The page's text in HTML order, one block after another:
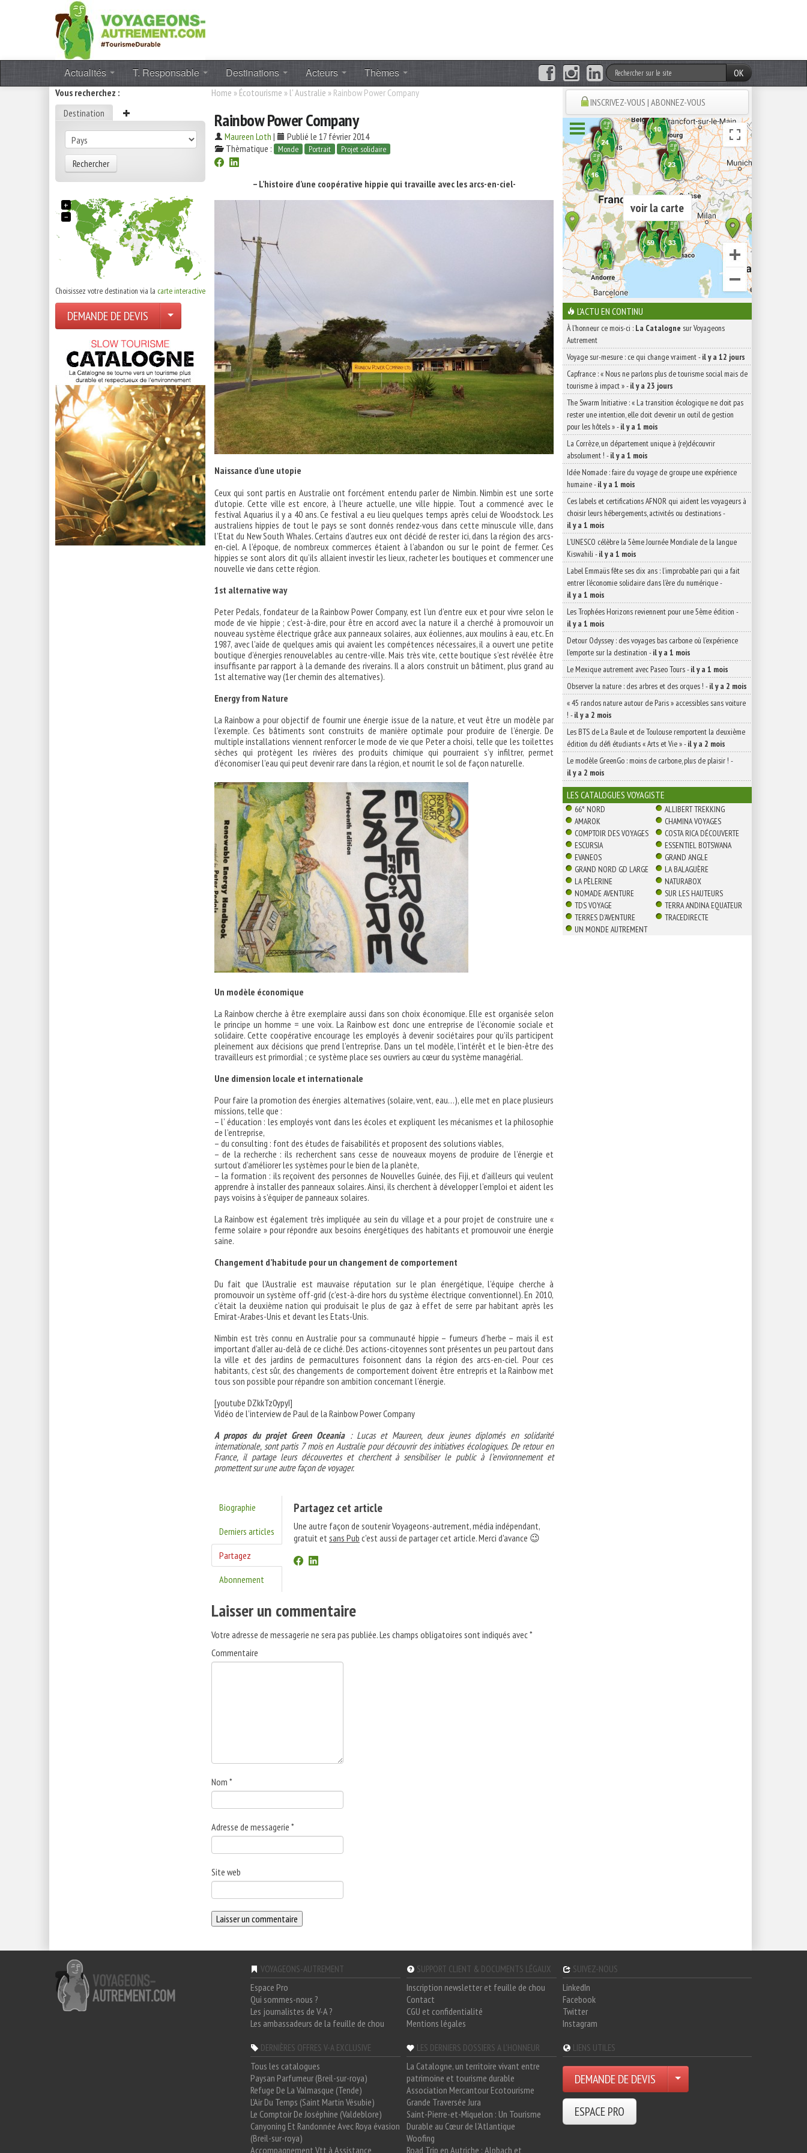
Actualités T. Responsable Destinations Acteurs Thèmes
OK
Vous recherchez :
Destination
Rechercher
+
−
Choisissez votre destination via la carte interactive
DEMANDE DE DEVIS
Home » Écotourisme » l' Australie » Rainbow Power Company
Rainbow Power Company
Maureen Loth |
Publié le 17 février 2014
Thèmatique :
Monde Portrait Projet solidaire
– L’histoire d’une coopérative hippie qui travaille avec les arcs-en-ciel-
Naissance d’une utopie
Ceux qui sont partis en Australie ont forcément entendu parler de Nimbin. Nimbin est une sorte
d’utopie. Cette ville est encore, à l’heure actuelle, une ville hippie. Tout a commencé avec le
festival Aquarius il y a 40 ans. Ce festival a eu lieu quelques temps après celui de Woodstock. Les
australiens hippies de tout le pays se sont donnés rendez-vous dans cette minuscule ville, dans
l’Etat du New South Whales. Certains d’autres eux ont décidé de rester ici, dans la région des arcs-
en-ciel. A l’époque, de nombreux commerces étaient à l’abandon ou sur le point de fermer. Ces
hippies se sont alors dit qu’ils allaient investir les lieux, racheter les boutiques et commencer une
nouvelle vie dans cette région.
1st alternative way
Peter Pedals, fondateur de la Rainbow Power Company, est l’un d’entre eux et pour vivre selon le
mode de vie hippie ; c’est-à-dire, pour être en accord avec la nature il a cherché à promouvoir un
nouveau système électrique grâce aux panneaux solaires, aux éoliennes, aux moulins à eau, etc. En
1987, avec l’aide de quelques amis qui avaient les compétences nécessaires, il a ouvert une petite
boutique d’énergies renouvelables au centre-ville. Mais très vite, cette boutique s’est révélée être
insuffisante par rapport à la demande des riverains. Il a alors construit un bâtiment, plus grand au
1st alternative way (1er chemin des alternatives).
Energy from Nature
La Rainbow a pour objectif de fournir une énergie issue de la nature, et veut être un modèle par
l’exemple. Ces bâtiments sont construits de manière optimale pour produire de l’énergie. De
multiple installations viennent renforcer le mode de vie que Peter a choisi, telle que les toilettes
sèches qui protègent les rivières des produits chimique qui pourraient s’y infiltrer, permet
d’économiser l’eau qui peut devenir rare dans la région, et nourrit le sol de façon naturelle.
Un modèle économique
La Rainbow cherche à être exemplaire aussi dans son choix économique. Elle est organisée selon
le principe un homme = une voix. La Rainbow est donc une entreprise de l’économie sociale et
solidaire. Cette coopérative encourage les employés à devenir sociétaires pour qu’ils participent
pleinement aux décisions que prend l’entreprise. Dans un tel modèle, l’intérêt et le bien-être des
travailleurs est primordial ; ce système place ses ouvriers au cœur du système managérial.
Une dimension locale et internationale
Pour faire la promotion des énergies alternatives (solaire, vent, eau…), elle met en place plusieurs
missions, telle que :
– l’ éducation : les employés vont dans les écoles et expliquent les mécanismes et la philosophie
de l’entreprise,
– du consulting : font des études de faisabilités et proposent des solutions viables,
– de la recherche : ils recherchent sans cesse de nouveaux moyens de produire de l’énergie et
surtout d’améliorer les systèmes pour le bien de la planète,
– la formation : ils reçoivent des personnes de Nouvelles Guinée, des Fiji, et d’ailleurs qui veulent
apprendre à installer des panneaux solaires. Ainsi, ils cherchent à développer l’emploi et aident les
pays voisins à s’équiper de panneaux solaires.
La Rainbow est également très impliquée au sein du village et a pour projet de construire une «
ferme solaire » pour répondre aux besoins énergétiques des habitants et promouvoir une énergie
saine.
Changement d’habitude pour un changement de comportement
Du fait que l’Australie est mauvaise réputation sur le plan énergétique, l’équipe cherche à
promouvoir un système off-grid (c’est-à-dire hors du système électrique conventionnel). En 2010,
c’était la deuxième nation qui produisait le plus de gaz à effet de serre par habitant après les
Emirat-Arabes-Unis et devant les Etats-Unis.
Nimbin est très connu en Australie pour sa communauté hippie – fumeurs d’herbe – mais il est
important d’aller au-delà de ce cliché. Des actions-citoyennes sont présentes un peu partout dans
la ville et des jardins de permacultures foisonnent dans la région des arcs-en-ciel. Pour ces
habitants, c’est sûr, des changements de comportement doivent être entrepris et la Rainbow met
tous son possible pour répandre son ambition concernant l’énergie.
[youtube DZkkTz0ypyI]
Vidéo de l’interview de Paul de la Rainbow Power Company
A propos du projet Green Oceania: Lucas et Maureen, deux jeunes diplomés en solidarité
internationale, sont partis 7 mois en Australie pour découvrir des initiatives écologiques. De retour en
France, il partage leurs découvertes et cherchent à sensibiliser le public à l’environnement et
promettent sur une autre façon de voyager.
Biographie
Derniers articles
Partagez
Abonnement
Partagez cet article
Une autre façon de soutenir Voyageons-autrement, média indépendant,
gratuit et sans Pub c'est aussi de partager cet article. Merci d'avance 😉
Laisser un commentaire
Votre adresse de messagerie ne sera pas publiée.Les champs obligatoires sont indiqués avec*
Commentaire
Nom *
Adresse de messagerie *
Site web
INSCRIVEZ-VOUS | ABONNEZ-VOUS
voir la carte
L'ACTU EN CONTINU
À l'honneur ce mois-ci : La Catalogne sur Voyageons
Autrement
Voyage sur-mesure : ce qui change vraiment-il y a 12 jours
Capfrance : « Nous ne parlons plus de tourisme social mais de
tourisme à impact »-il y a 23 jours
The Swarm Initiative : « La transition écologique ne doit pas
rester une intention, elle doit devenir un outil de gestion
pour les hôtels »-il y a 1 mois
La Corrèze, un département unique à (re)découvrir
absolument ! -il y a 1 mois
Idée Nomade : faire du voyage de groupe une expérience
humaine-il y a 1 mois
Ces labels et certifications AFNOR qui aident les voyageurs à
choisir leurs hébergements, activités ou destinations-
il y a 1 mois
L’UNESCO célèbre la 5ème Journée Mondiale de la langue
Kiswahili -il y a 1 mois
Label Emmaüs fête ses dix ans : l’improbable pari qui a fait
entrer l’économie solidaire dans l’ère du numérique-
il y a 1 mois
Les Trophées Horizons reviennent pour une 5ème édition -
il y a 1 mois
Detour Odyssey : des voyages bas carbone où l’expérience
l’emporte sur la destination -il y a 1 mois
Le Mexique autrement avec Paseo Tours-il y a 1 mois
Observer la nature : des arbres et des orques ! -il y a 2 mois
« 45 randos nature autour de Paris » accessibles sans voiture
! -il y a 2 mois
Les BTS de La Baule et de Toulouse remportent la deuxième
édition du défi étudiants « Arts et Vie »-il y a 2 mois
Le modèle GreenGo : moins de carbone, plus de plaisir ! -
il y a 2 mois
LES CATALOGUES VOYAGISTE
66° NORD
ALLIBERT TREKKING
AMAROK
CHAMINA VOYAGES
COMPTOIR DES VOYAGES
COSTA RICA DÉCOUVERTE
ESCURSIA
ESSENTIEL BOTSWANA
EVANEOS
GRAND ANGLE
GRAND NORD GD LARGE
LA BALAGUÈRE
LA PÈLERINE
NATURABOX
NOMADE AVENTURE
SUR LES HAUTEURS
TDS VOYAGE
TERRA ANDINA EQUATEUR
TERRES D'AVENTURE
TRACEDIRECTE
UN MONDE AUTREMENT
VOYAGEONS-AUTREMENT
Espace Pro
Qui sommes-nous ?
Les journalistes de V-A ?
Les ambassadeurs de la feuille de chou
SUPPORT CLIENT & DOCUMENTS LÉGAUX
Inscription newsletter et feuille de chou
Contact
CGU et confidentialité
Mentions légales
SUIVEZ-NOUS
LinkedIn
Facebook
Twitter
Instagram
DERNIÈRES OFFRES V-A EXCLUSIVE
Tous les catalogues
Paysan Parfumeur (Breil-sur-roya)
Refuge De La Valmasque (Tende)
L'Air Du Temps (Saint Martin Vésubie)
Le Comptoir De Joséphine (Valdeblore)
Canyoning Et Randonnée Avec Roya évasion
(Breil-sur-roya)
Accompagnement Vtt à Assistance
LES DERNIERS DOSSIERS A L'HONNEUR
La Catalogne, un territoire vivant entre
patrimoine et tourisme durable
Association Mercantour Ecotourisme
Grande Traversée Jura
Saint-Pierre-et-Miquelon : Un Tourisme
Durable au Cœur de l'Atlantique
Woofing
Road Trip en Autriche : Alpbach et
LIENS UTILES
DEMANDE DE DEVIS
ESPACE PRO